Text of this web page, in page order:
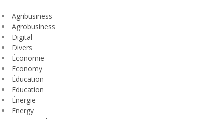
Agribusiness
Agrobusiness
Digital
Divers
Économie
Economy
Éducation
Education
Énergie
Energy